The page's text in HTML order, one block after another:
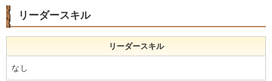
リーダースキル
リーダースキル
なし